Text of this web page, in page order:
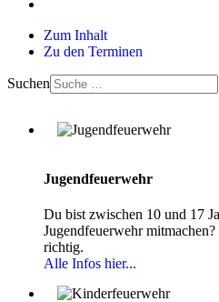
Zum Inhalt
Zu den Terminen
Suchen
Jugendfeuerwehr
Du bist zwischen 10 und 17
Jugendfeuerwehr
richtig.
Alle Infos hier...